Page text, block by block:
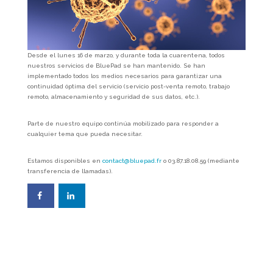
Desde el lunes 16 de marzo, y durante toda la cuarentena, todos
nuestros servicios de BluePad se han mantenido. Se han
implementado todos los medios necesarios para garantizar una
continuidad óptima del servicio (servicio post-venta remoto, trabajo
remoto, almacenamiento y seguridad de sus datos, etc.).
Parte de nuestro equipo continúa mobilizado para responder a
cualquier tema que pueda necesitar.
Estamos disponibles en contact@bluepad.fro 03.87.18.08.59 (mediante
transferencia de llamadas).